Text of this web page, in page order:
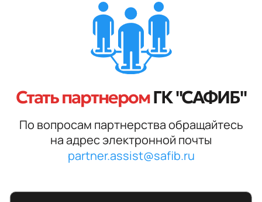
Стать партнеромГК "САФИБ"
По вопросам партнерства обращайтесь
на адрес электронной почты
partner.assist@safib.ru